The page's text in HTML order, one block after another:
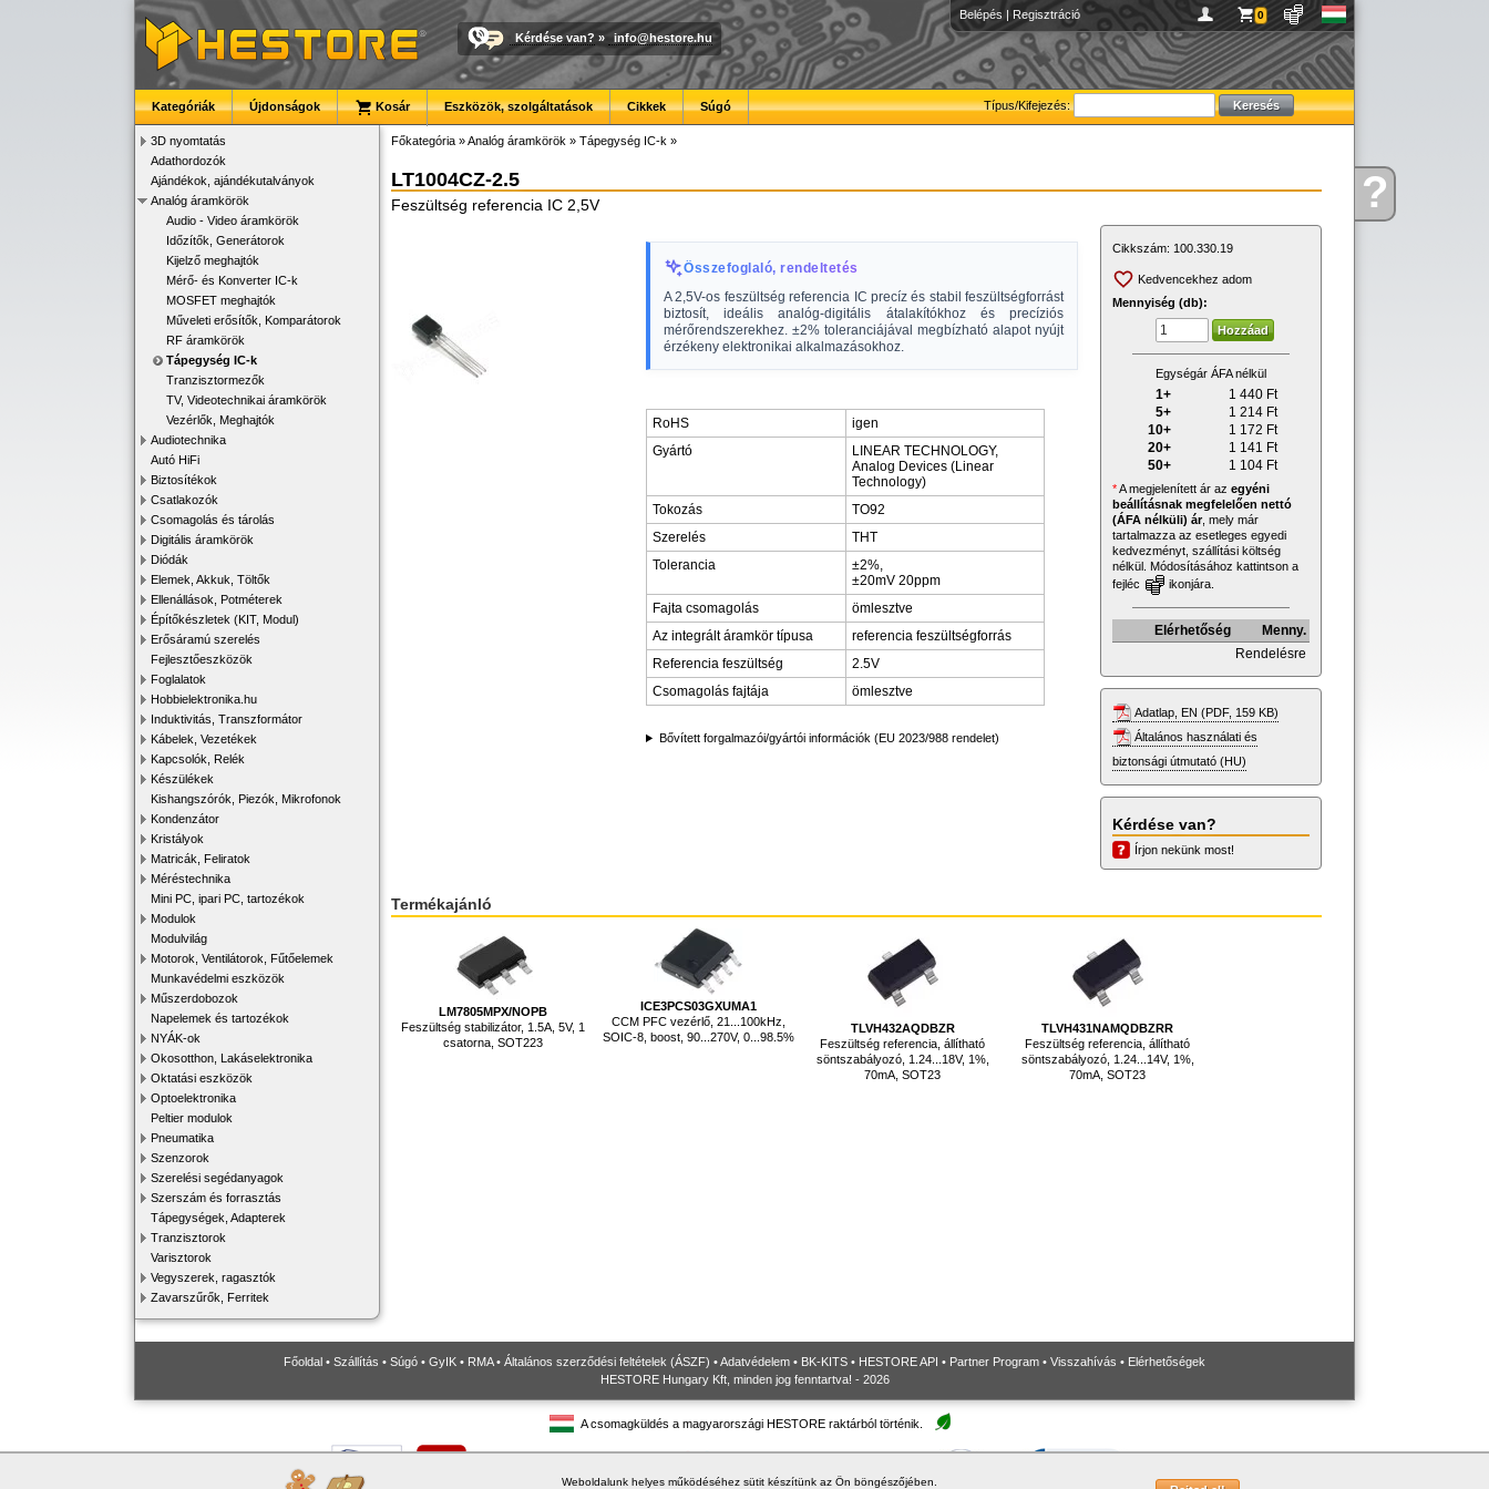
Kérdése?
Belépés | Regisztráció 0
Kérdése van? » info@hestore.hu
Típus/Kifejezés:
Kategóriák Újdonságok Kosár Eszközök, szolgáltatások Cikkek Súgó
3D nyomtatás
Adathordozók
Ajándékok, ajándékutalványok
Analóg áramkörök
Audio - Video áramkörök
Időzítők, Generátorok
Kijelző meghajtók
Mérő- és Konverter IC-k
MOSFET meghajtók
Műveleti erősítők, Komparátorok
RF áramkörök
Tápegység IC-k
Tranzisztormezők
TV, Videotechnikai áramkörök
Vezérlők, Meghajtók
Audiotechnika
Autó HiFi
Biztosítékok
Csatlakozók
Csomagolás és tárolás
Digitális áramkörök
Diódák
Elemek, Akkuk, Töltők
Ellenállások, Potméterek
Építőkészletek (KIT, Modul)
Erősáramú szerelés
Fejlesztőeszközök
Foglalatok
Hobbielektronika.hu
Induktivitás, Transzformátor
Kábelek, Vezetékek
Kapcsolók, Relék
Készülékek
Kishangszórók, Piezók, Mikrofonok
Kondenzátor
Kristályok
Matricák, Feliratok
Méréstechnika
Mini PC, ipari PC, tartozékok
Modulok
Modulvilág
Motorok, Ventilátorok, Fűtőelemek
Munkavédelmi eszközök
Műszerdobozok
Napelemek és tartozékok
NYÁK-ok
Okosotthon, Lakáselektronika
Oktatási eszközök
Optoelektronika
Peltier modulok
Pneumatika
Szenzorok
Szerelési segédanyagok
Szerszám és forrasztás
Tápegységek, Adapterek
Tranzisztorok
Varisztorok
Vegyszerek, ragasztók
Zavarszűrők, Ferritek
Főkategória »Analóg áramkörök » Tápegység IC-k »
LT1004CZ-2.5
Feszültség referencia IC 2,5V
Összefoglaló, rendeltetés
A 2,5V-os feszültség referencia IC precíz és stabil feszültségforrást
biztosít, ideális analóg-digitális átalakítókhoz és precíziós
mérőrendszerekhez. ±2% toleranciájával megbízható alapot nyújt
érzékeny elektronikai alkalmazásokhoz.
RoHS
igen
Gyártó
LINEAR TECHNOLOGY,
Analog Devices (Linear
Technology)
Tokozás
TO92
Szerelés
THT
Tolerancia
±2%,
±20mV 20ppm
Fajta csomagolás
ömlesztve
Az integrált áramkör típusa
referencia feszültségforrás
Referencia feszültség
2.5V
Csomagolás fajtája
ömlesztve
Bővített forgalmazói/gyártói információk (EU 2023/988 rendelet)
Cikkszám: 100.330.19
Kedvencekhez adom
Mennyiség (db):
Egységár ÁFA nélkül
1+ 1 440 Ft
5+
1 214 Ft
10+
1 172 Ft
20+
1 141 Ft
50+
1 104 Ft
*A megjelenített ár az egyéni
beállításnak megfelelően nettó
(ÁFA nélküli) ár, mely már
tartalmazza az esetleges egyedi
kedvezményt, szállítási költség
nélkül. Módosításához kattintson a
fejléc
ikonjára.
Elérhetőség
Menny.
Rendelésre
Adatlap, EN (PDF, 159 KB)
Általános használati és
biztonsági útmutató (HU)
Kérdése van?
Írjon nekünk most!
Termékajánló
LM7805MPX/NOPB
Feszültség stabilizátor, 1.5A, 5V, 1
csatorna, SOT223
ICE3PCS03GXUMA1
CCM PFC vezérlő, 21...100kHz,
SOIC-8, boost, 90...270V, 0...98.5%
TLVH432AQDBZR
Feszültség referencia, állítható
söntszabályozó, 1.24...18V, 1%,
70mA, SOT23
TLVH431NAMQDBZRR
Feszültség referencia, állítható
söntszabályozó, 1.24...14V, 1%,
70mA, SOT23
Főoldal • Szállítás • Súgó • GyIK • RMA• Általános szerződési feltételek (ÁSZF) •Adatvédelem • BK-KITS • HESTORE API • Partner Program • Visszahívás • Elérhetőségek
HESTORE Hungary Kft, minden jog fenntartva! - 2026
Weboldalunk helyes működéséhez sütit készítünk az Ön böngészőjében.
A csomagküldés a magyarországi HESTORE raktárból történik.